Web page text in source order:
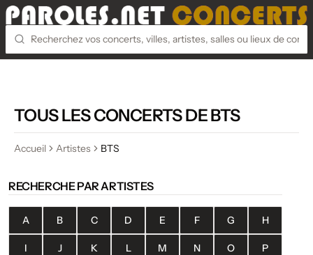
TOUS LES CONCERTS DE BTS
Accueil Artistes BTS
RECHERCHE PAR ARTISTES
A B C D E F G H
I J K L M N O P